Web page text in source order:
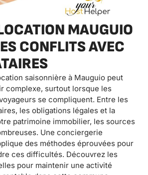
MAUGUIO
CONFLITS AVEC
saisonnière à Mauguio peut
complexe, surtout lorsque les
se compliquent. Entre les
les obligations légales et la
patrimoine immobilier, les sources
Une conciergerie
des méthodes éprouvées pour
ces difficultés. Découvrez les
pour maintenir une activité